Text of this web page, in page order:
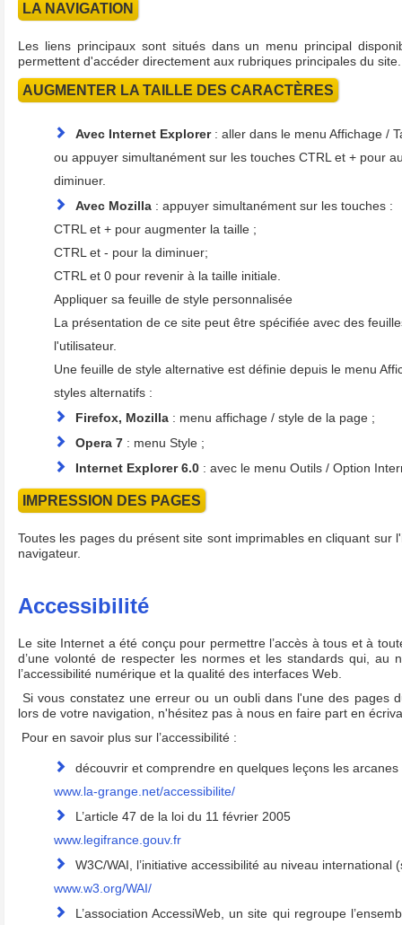
LA NAVIGATION
Les liens principaux sont situés dans un menu principal
permettent d'accéder directement aux rubriques principales du site.
AUGMENTER LA TAILLE DES CARACTÈRES
Avec Internet Explorer: aller dans le menu Affichage /
ou appuyer simultanément sur les touches CTRL et + pour
diminuer.
Avec Mozilla : appuyer simultanément sur les touches :
CTRL et + pour augmenter la taille ;
CTRL et - pour la diminuer;
CTRL et 0 pour revenir à la taille initiale.
Appliquer sa feuille de style personnalisée
La présentation de ce site peut être spécifiée avec des
l'utilisateur.
Une feuille de style alternative est définie depuis le menu
styles alternatifs :
Firefox, Mozilla : menu affichage / style de la page ;
Opera 7 : menu Style ;
Internet Explorer 6.0 : avec le menu Outils / Option
IMPRESSION DES PAGES
Toutes les pages du présent site sont imprimables en cliquant sur
navigateur.
Accessibilité
Le site Internet a été conçu pour permettre l’accès à tous et à
d’une volonté de respecter les normes et les standards qui, au
l’accessibilité numérique et la qualité des interfaces Web.
Si vous constatez une erreur ou un oubli dans l'une des pages
lors de votre navigation, n'hésitez pas à nous en faire part en
Pour en savoir plus sur l’accessibilité :
découvrir et comprendre en quelques leçons les arcanes
www.la-grange.net/accessibilite/
L’article 47 de la loi du 11 février 2005
www.legifrance.gouv.fr
W3C/WAI, l’initiative accessibilité au niveau international
www.w3.org/WAI/
L’association AccessiWeb, un site qui regroupe